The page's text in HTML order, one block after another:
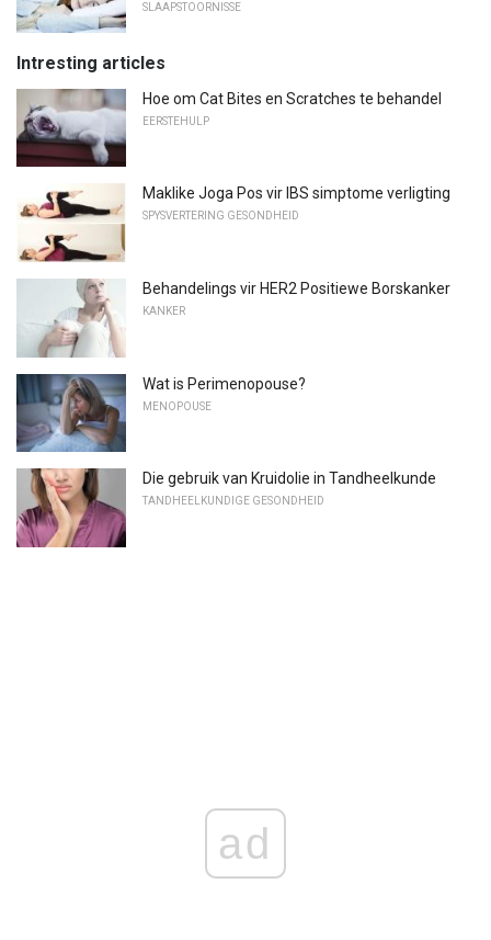
SLAAPSTOORNISSE
Intresting articles
Hoe om Cat Bites en Scratches te behandel
EERSTEHULP
Maklike Joga Pos vir IBS simptome verligting
SPYSVERTERING GESONDHEID
Behandelings vir HER2 Positiewe Borskanker
KANKER
Wat is Perimenopouse?
MENOPOUSE
Die gebruik van Kruidolie in Tandheelkunde
TANDHEELKUNDIGE GESONDHEID
ad